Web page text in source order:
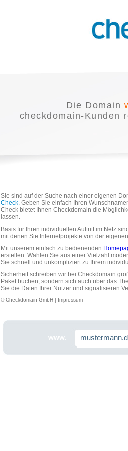
Die Domain
checkdomain-Kunden
Sie sind auf der Suche nach einer eigenen
Check. Geben Sie einfach Ihren
Check bietet Ihnen Checkdomain die
lassen.
Basis für Ihren individuellen Auftritt im Netz
mit denen Sie Internetprojekte von der
Mit unserem einfach zu bedienenden
erstellen. Wählen Sie aus einer Vielzahl
Sie schnell und unkompliziert zu Ihrem
Sicherheit schreiben wir bei Checkdomain
Paket buchen, sondern sich auch über das
Sie die Daten Ihrer Nutzer und signalisieren
© Checkdomain GmbH | Impressum
www.